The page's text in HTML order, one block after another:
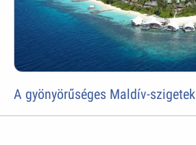
A gyönyörűséges Maldív-szigetek